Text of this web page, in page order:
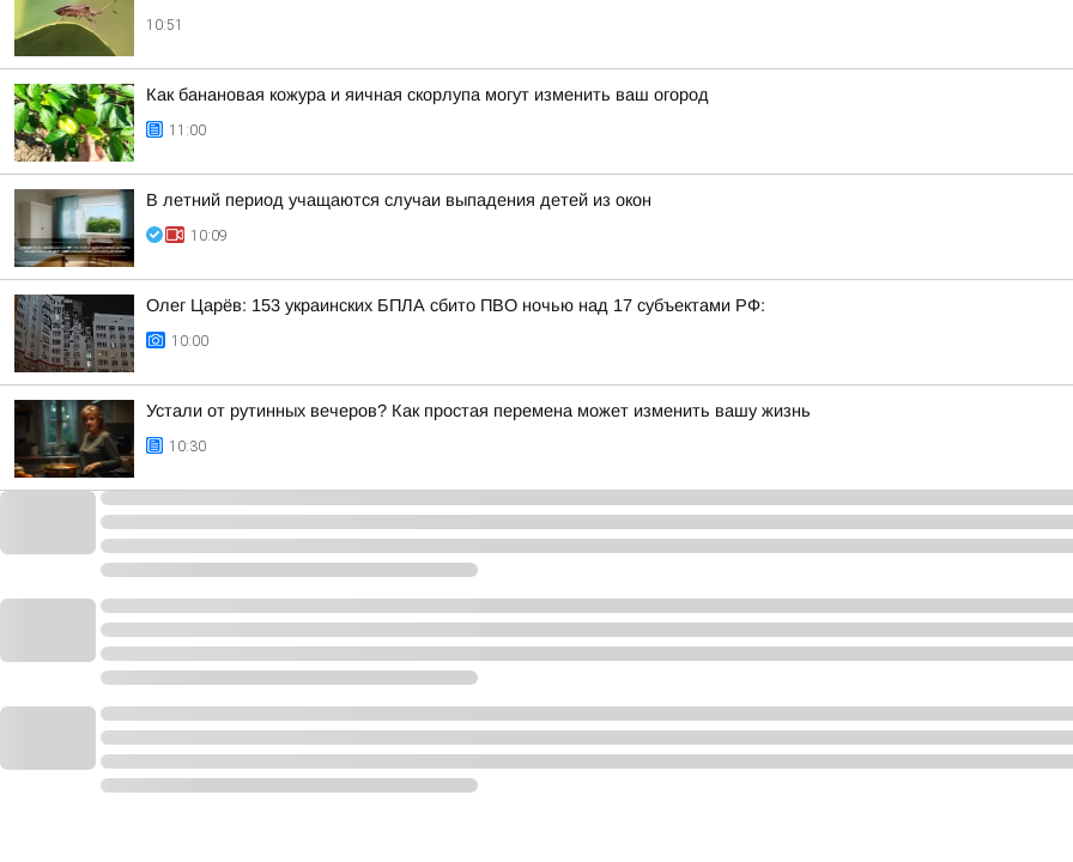
10:51
Как банановая кожура и яичная скорлупа могут изменить ваш огород
11:00
В летний период учащаются случаи выпадения детей из окон
10:09
Олег Царёв: 153 украинских БПЛА сбито ПВО ночью над 17 субъектами РФ:
10:00
Устали от рутинных вечеров? Как простая перемена может изменить вашу жизнь
10:30